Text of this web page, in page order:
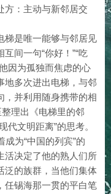
方：主动与新邻居交
梯是唯一能够与邻居见
间一句“你好！”“吃
因为孤独而焦虑的心
地多次进出电梯，与邻
，并利用随身携带的相
理出《电梯里的邻
代文明距离”的思考。
为“中国的列宾”的
活决定了他的熟人们所
泛的族群，当他们集体
任锡海那一贯的平白笔